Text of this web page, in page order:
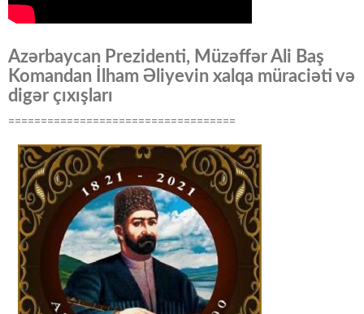
Azərbaycan Prezidenti, Müzəffər Ali Baş
Komandan İlham Əliyevin xalqa müraciəti və
digər çıxışları
===================================